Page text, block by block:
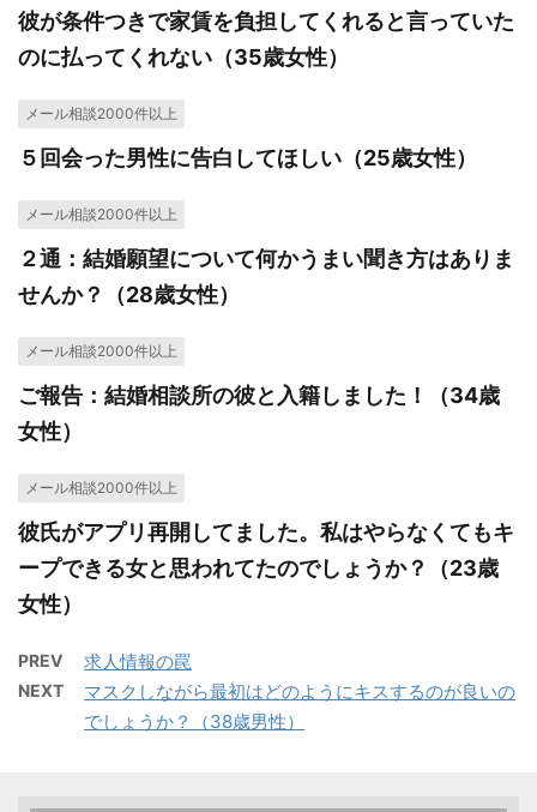
彼が条件つきで家賃を負担してくれると言っていた
のに払ってくれない（35歳女性）
メール相談2000件以上
５回会った男性に告白してほしい（25歳女性）
メール相談2000件以上
２通：結婚願望について何かうまい聞き方はありま
せんか？（28歳女性）
メール相談2000件以上
ご報告：結婚相談所の彼と入籍しました！（34歳
女性）
メール相談2000件以上
彼氏がアプリ再開してました。私はやらなくてもキ
ープできる女と思われてたのでしょうか？（23歳
女性）
PREV 求人情報の罠
NEXT
マスクしながら最初はどのようにキスするのが良いの
でしょうか？（38歳男性）